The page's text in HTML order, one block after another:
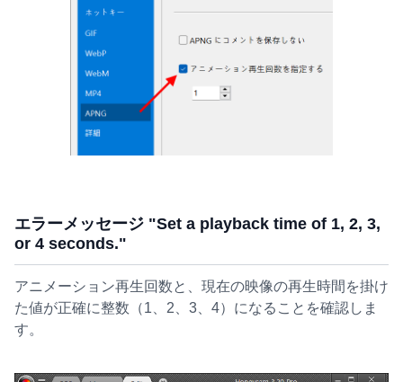
エラーメッセージ "Set a playback time of 1, 2, 3,
or 4 seconds."
アニメーション再生回数と、現在の映像の再生時間を掛け
た値が正確に整数（1、2、3、4）になることを確認しま
す。